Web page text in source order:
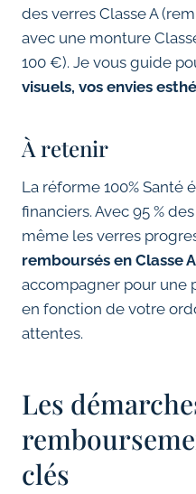
des verres Classe A
avec une monture
100 €). Je vous guide
visuels, vos envies
À retenir
La réforme 100% Santé
financiers. Avec 95 %
même les verres
remboursés en Classe A
accompagner pour une
en fonction de votre
attentes.
Les
clés